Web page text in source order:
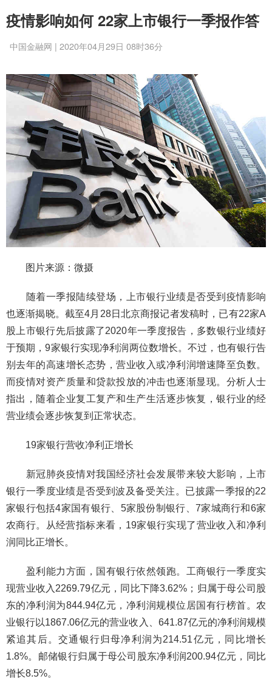
疫情影响如何 22家上市银行一季报作答
中国金融网 | 2020年04月29日 08时36分
图片来源：微摄
随着一季报陆续登场，上市银行业绩是否受到疫情影响
也逐渐揭晓。截至4月28日北京商报记者发稿时，已有22家A
股上市银行先后披露了2020年一季度报告，多数银行业绩好
于预期，9家银行实现净利润两位数增长。不过，也有银行告
别去年的高速增长态势，营业收入或净利润增速降至负数。
而疫情对资产质量和贷款投放的冲击也逐渐显现。分析人士
指出，随着企业复工复产和生产生活逐步恢复，银行业的经
营业绩会逐步恢复到正常状态。
19家银行营收净利正增长
新冠肺炎疫情对我国经济社会发展带来较大影响，上市
银行一季度业绩是否受到波及备受关注。已披露一季报的22
家银行包括4家国有银行、5家股份制银行、7家城商行和6家
农商行。从经营指标来看，19家银行实现了营业收入和净利
润同比正增长。
盈利能力方面，国有银行依然领跑。工商银行一季度实
现营业收入2269.79亿元，同比下降3.62%；归属于母公司股
东的净利润为844.94亿元，净利润规模位居国有行榜首。农
业银行以1867.06亿元的营业收入、641.87亿元的净利润规模
紧追其后。交通银行归母净利润为214.51亿元，同比增长
1.8%。邮储银行归属于母公司股东净利润200.94亿元，同比
增长8.5%。